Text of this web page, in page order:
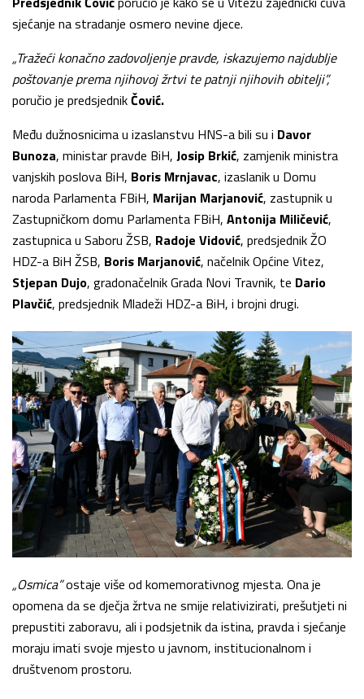
sjećanje na stradanje osmero nevine djece.
„Tražeći konačno zadovoljenje pravde, iskazujemo najdublje
poštovanje prema njihovoj žrtvi te patnji njihovih obitelji”,
poručio je predsjednikČović.
Među dužnosnicima u izaslanstvu HNS-a bili su i Davor
Bunoza, ministar pravde BiH, Josip Brkić, zamjenik ministra
vanjskih poslova BiH, Boris Mrnjavac, izaslanik u Domu
naroda Parlamenta FBiH, Marijan Marjanović, zastupnik u
Zastupničkom domu Parlamenta FBiH, Antonija Miličević,
zastupnica u Saboru ŽSB, Radoje Vidović, predsjednik ŽO
HDZ-a BiH ŽSB, Boris Marjanović, načelnik Općine Vitez,
Stjepan Dujo, gradonačelnik Grada Novi Travnik, te Dario
Plavčić, predsjednik Mladeži HDZ-a BiH, i brojni drugi.
„Osmica”ostaje više od komemorativnog mjesta. Ona je
opomena da se dječja žrtva ne smije relativizirati, prešutjeti ni
prepustiti zaboravu, ali i podsjetnik da istina, pravda i sjećanje
moraju imati svoje mjesto u javnom, institucionalnom i
društvenom prostoru.